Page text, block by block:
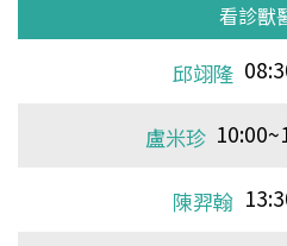
看診獸
戴哲南
吳宜儒
郭彥甫
看診獸
王智維
陳羿翰
郭彥甫
看診獸
邱翊隆
陳羿翰
郭彥甫
看診獸
戴哲南
盧米珍
王智維
看診獸
戴哲南
吳宜儒
邱翊隆
看診獸
戴哲南
盧米珍
陳羿翰
看診獸
戴哲南
王智維
郭彥甫
看診獸
戴哲南
吳宜儒
郭彥甫
看診獸
王智維
陳羿翰
郭彥甫
看診獸
邱翊隆
盧米珍
陳羿翰
看診獸
戴哲南
盧米珍
王智維
看診獸
戴哲南
吳宜儒
邱翊隆
看診獸
戴哲南
盧米珍
陳羿翰
看診獸
戴哲南
王智維
郭彥甫
看診獸
戴哲南
吳宜儒
顏鵬軒
看診獸
王智維
陳羿翰
顏鵬軒
看診獸
邱翊隆
陳羿翰
郭彥甫
看診獸
戴哲南
盧米珍
王智維
看診獸
戴哲南
吳宜儒
邱翊隆
看診獸
戴哲南
盧米珍
陳羿翰
看診獸
戴哲南
王智維
郭彥甫
看診獸
戴哲南
謝獲光
郭彥甫
看診獸
王智維
陳羿翰
郭彥甫
看診獸
邱翊隆
陳羿翰
戰品光
看診獸
謝獲光
戴哲南
戰品光
看診獸
戴哲南
謝佳紋
邱翊隆
看診獸
戴哲南
陳羿翰
邱翊隆
看診獸
戴哲南
王智維
邱翊隆
看診獸
戴哲南
謝獲光
郭彥甫
看診獸
王智維
陳羿翰
郭彥甫
看診獸
邱翊隆
盧米珍
陳羿翰